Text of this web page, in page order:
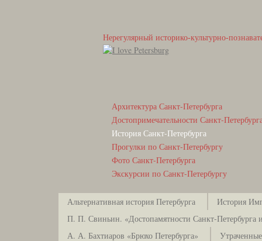
Нерегулярный историко-культурно-
Архитектура Санкт-Петербурга
Достопримечательности Санкт-
История Санкт-Петербурга
Прогулки по Санкт-Петербургу
Фото Санкт-Петербурга
Экскурсии по Санкт-Петербургу
Альтернативная история Петербурга
История
П. П. Свиньин. «Достопамятности Санкт-Петербурга и
А. А. Бахтиаров «Брюхо Петербурга»